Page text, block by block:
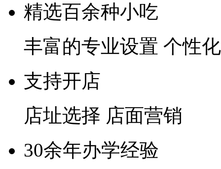
精选百余种小吃
丰富的专业设置 个性
支持开店
店址选择 店面营销
30余年办学经验